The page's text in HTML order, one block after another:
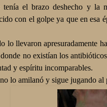
el brazo deshecho y la
con el golpe ya que en esa
lo llevaron apresuradamente
no existían los
y espíritu incomparables.
lo amilanó y sigue jugando